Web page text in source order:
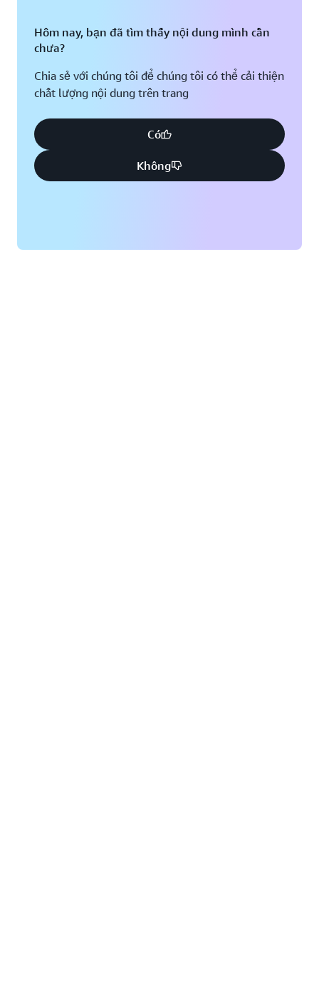
Hôm nay, bạn đã tìm thấy nội dung mình cần
chưa?
Chia sẻ với chúng tôi để chúng tôi có thể cải thiện
chất lượng nội dung trên trang
Có
Không